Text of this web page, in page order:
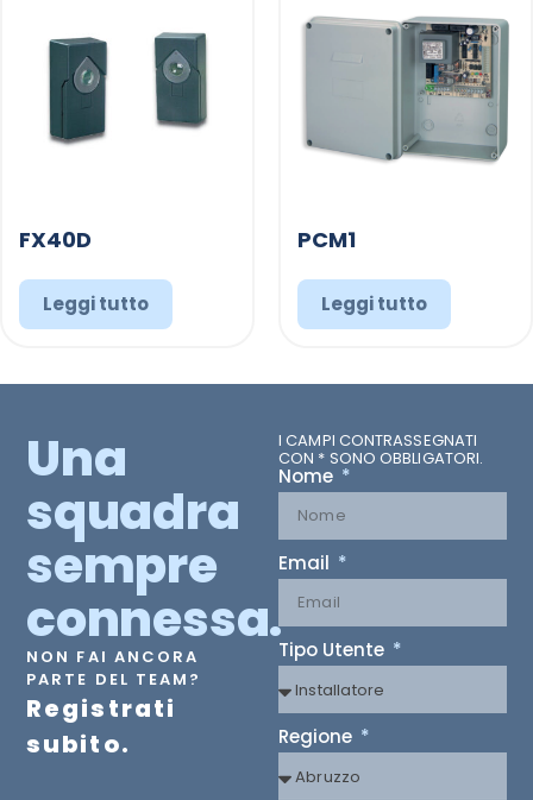
FX40D
Leggi tutto
PCM1
Leggi tutto
Una
squadra
sempre
connessa.
NON FAI ANCORA
PARTE DEL TEAM?
Registrati
subito.
I CAMPI CONTRASSEGNATI
CON * SONO OBBLIGATORI.
Nome
Email
Tipo Utente
Regione